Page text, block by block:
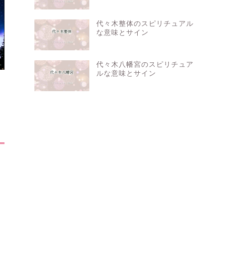
代々木整体のスピリチュアル
な意味とサイン
代々木八幡宮のスピリチュア
ルな意味とサイン